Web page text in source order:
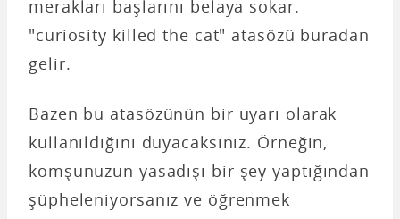
merakları başlarını belaya sokar.
"curiosity killed the cat" atasözü buradan
gelir.
Bazen bu atasözünün bir uyarı olarak
kullanıldığını duyacaksınız. Örneğin,
komşunuzun yasadışı bir şey yaptığından
şüpheleniyorsanız ve öğrenmek